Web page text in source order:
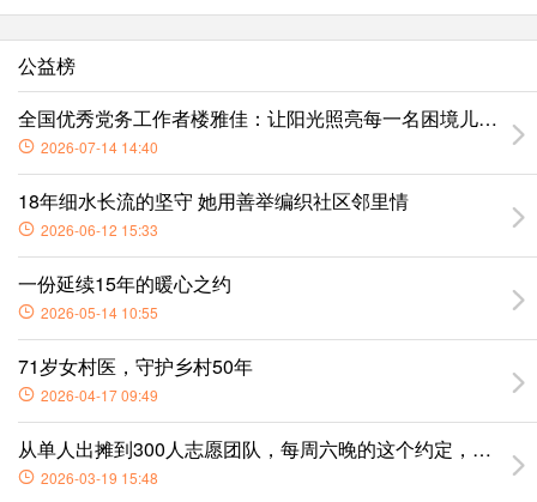
公益榜
全国优秀党务工作者楼雅佳：让阳光照亮每一名困境儿童的
2026-07-14 14:40
18年细水长流的坚守 她用善举编织社区邻里情
2026-06-12 15:33
一份延续15年的暖心之约
2026-05-14 10:55
71岁女村医，守护乡村50年
2026-04-17 09:49
从单人出摊到300人志愿团队，每周六晚的这个约定，温暖杭
2026-03-19 15:48